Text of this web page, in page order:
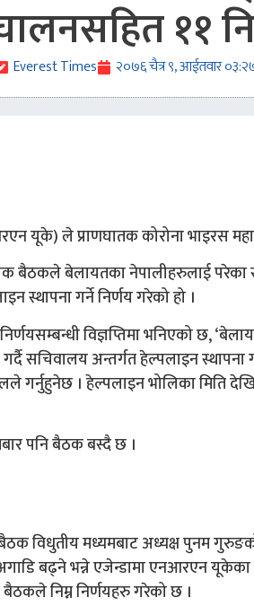
११
Everest Times २०७६ चैत्र ९, आईतवार
यूके) ले प्राणघातक कोरोना भाइरस
बैठकले बेलायतका नेपालीहरुलाई परेका
स्थापना गर्ने निर्णय गरेको हो ।
विज्ञप्तिमा भनिएको छ,
सचिवालय अन्तर्गत हेल्पलाइन
। हेल्पलाइन भोलिका मिति
पनि बैठक बस्दै छ ।
मध्यमबाट अध्यक्ष पुनम गुरुङको
बढ्ने भन्ने एजेन्डामा एनआरएन
निम्न निर्णयहरु गरेको छ ।